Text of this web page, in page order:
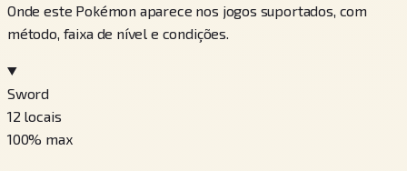
Onde este Pokémon aparece nos jogos suportados, com
método, faixa de nível e condições.
Sword
12 locais
100% max